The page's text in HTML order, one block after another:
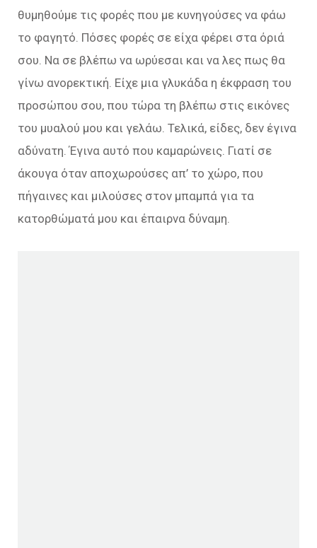
θυμηθούμε τις φορές που με κυνηγούσες να φάω
το φαγητό. Πόσες φορές σε είχα φέρει στα όριά
σου. Να σε βλέπω να ωρύεσαι και να λες πως θα
γίνω ανορεκτική. Είχε μια γλυκάδα η έκφραση του
προσώπου σου, που τώρα τη βλέπω στις εικόνες
του μυαλού μου και γελάω. Τελικά, είδες, δεν έγινα
αδύνατη. Έγινα αυτό που καμαρώνεις. Γιατί σε
άκουγα όταν αποχωρούσες απ’ το χώρο, που
πήγαινες και μιλούσες στον μπαμπά για τα
κατορθώματά μου και έπαιρνα δύναμη.